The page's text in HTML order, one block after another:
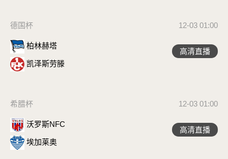
德国杯 12-03 01:00
柏林赫塔
凯泽斯劳滕
高清直播
希腊杯 12-03 01:00
沃罗斯NFC
埃加莱奥
高清直播